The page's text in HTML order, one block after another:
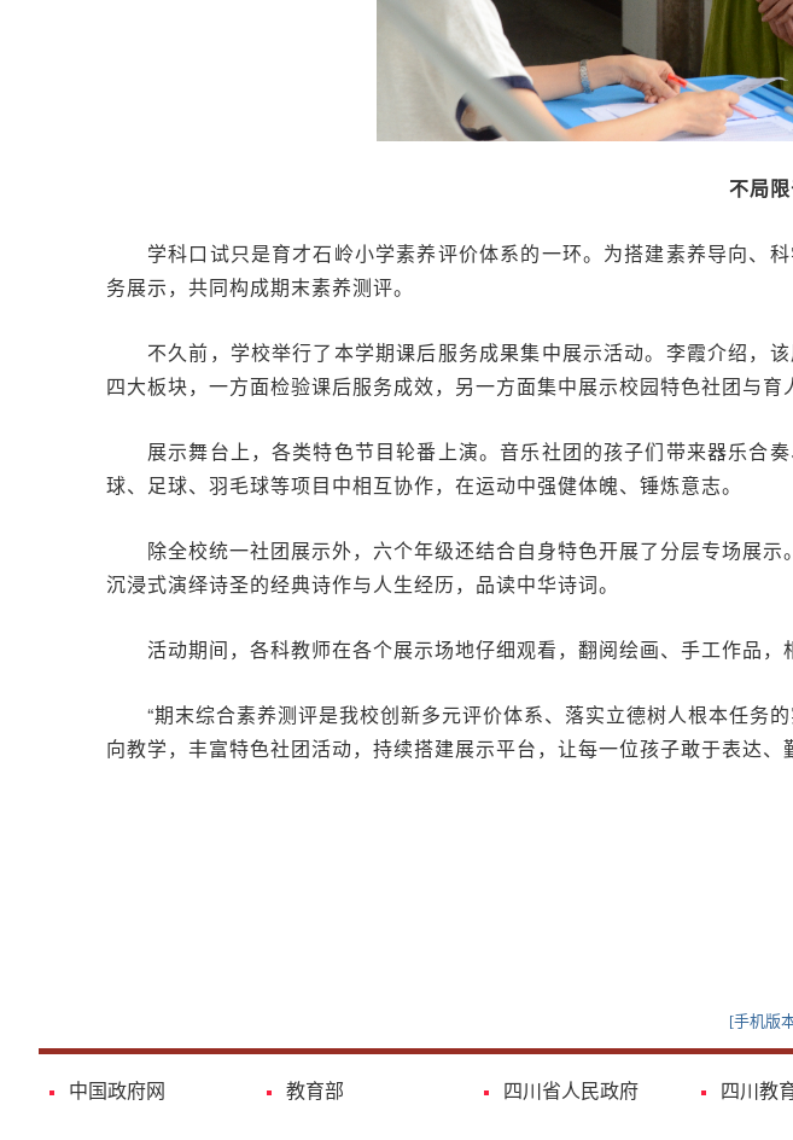
不局
学科口试只是育才石岭小学素养评价体系的一环。为搭建素养导向、
务展示，共同构成期末素养测评。
不久前，学校举行了本学期课后服务成果集中展示活动。李霞介绍，
四大板块，一方面检验课后服务成效，另一方面集中展示校园特色社团与育
展示舞台上，各类特色节目轮番上演。音乐社团的孩子们带来器乐合
球、足球、羽毛球等项目中相互协作，在运动中强健体魄、锤炼意志。
除全校统一社团展示外，六个年级还结合自身特色开展了分层专场展
沉浸式演绎诗圣的经典诗作与人生经历，品读中华诗词。
活动期间，各科教师在各个展示场地仔细观看，翻阅绘画、手工作品，
“期末综合素养测评是我校创新多元评价体系、落实立德树人根本任务
向教学，丰富特色社团活动，持续搭建展示平台，让每一位孩子敢于表达、
[手机版
中国政府网 教育部 四川省人民政府 四川教